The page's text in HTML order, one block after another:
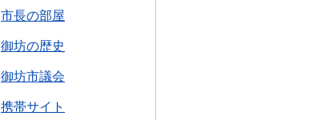
市長の部屋
御坊の歴史
御坊市議会
携帯サイト